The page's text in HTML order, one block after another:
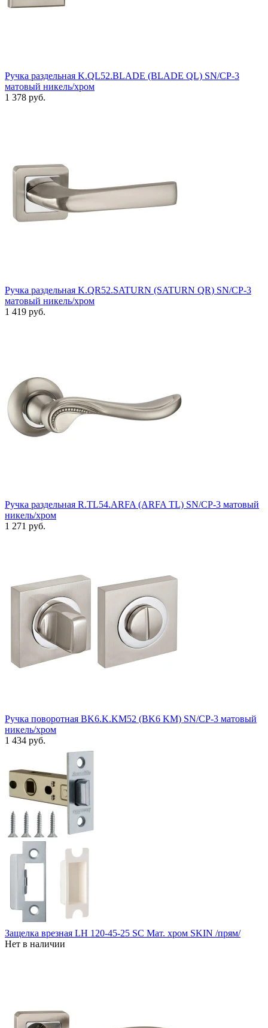
Ручка раздельная K.QL52.BLADE (BLADE QL) SN/CP-3
матовый никель/хром
1 378 руб.
Ручка раздельная K.QR52.SATURN (SATURN QR) SN/CP-3
матовый никель/хром
1 419 руб.
Ручка раздельная R.TL54.ARFA (ARFA TL) SN/CP-3 матовый
никель/хром
1 271 руб.
Ручка поворотная BK6.K.KM52 (BK6 KM) SN/CP-3 матовый
никель/хром
1 434 руб.
Защелка врезная LH 120-45-25 SC Мат. хром SKIN /прям/
Нет в наличии